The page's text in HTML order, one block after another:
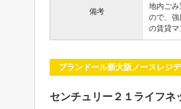
備考
地内ご
ので、
の賃貸マ
プランドール新大阪ノースレジ
センチュリー２１ライフ